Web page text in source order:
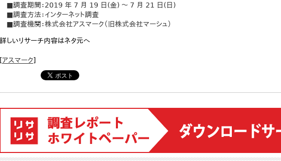
■調査期間：2019 年 7 月 19 日(金) ～ 7 月 21 日(日)
■調査方法：インターネット調査
■調査機関：株式会社アスマーク（旧株式会社マーシュ）
詳しいリサーチ内容はネタ元へ
[アスマーク]